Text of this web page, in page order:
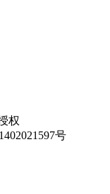
权
号